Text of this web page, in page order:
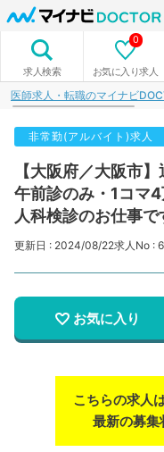
求人検索 お気に入り求人
0
医師求人・転職のマイナビ
非常勤(アルバイト)求人
【大阪府／大阪市
午前診のみ・1コマ
人科検診のお仕事で
更新日 : 2024/08/22求人No :
お気に入り
こちらの求人
最新の募集